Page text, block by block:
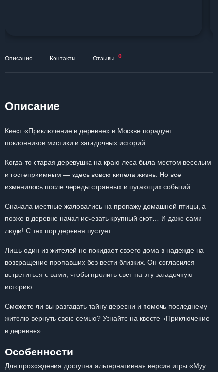
Описание Контакты Отзывы 0
Описание
Квест «Приключение в деревне» в Москве порадует
поклонников мистики и загадочных историй.
Когда-то старая деревушка на краю леса была местом веселым
и гостеприимным — здесь вовсю кипела жизнь. Но все
изменилось после череды странных и пугающих событий…
Сначала местные жаловались на пропажу домашней птицы, а
позже в деревне начал исчезать крупный скот… И даже сами
люди! С тех пор деревня пустует.
Лишь один из жителей не покидает своего дома в надежде на
возвращение пропавших без вести близких. Он согласился
встретиться с вами, чтобы пролить свет на эту загадочную
историю.
Сможете ли вы разгадать тайну деревни и помочь последнему
жителю вернуть свою семью? Узнайте на квесте «Приключение
в деревне»
Особенности
Для прохождения доступна альтернативная версия игры «Муу